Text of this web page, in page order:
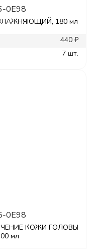
0E98
180 мл
440 ₽
7 шт.
0E98
КОЖИ ГОЛОВЫ
мл